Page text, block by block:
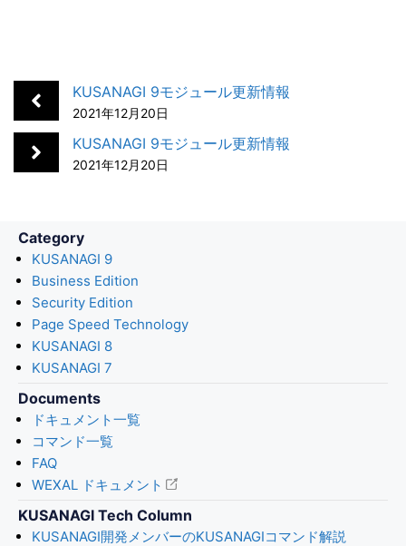
o
e
d
I
n
n
a
e
l
KUSANAGI 9モジュール更新情報
2021年12月20日
KUSANAGI 9モジュール更新情報
2021年12月20日
Category
KUSANAGI 9
Business Edition
Security Edition
Page Speed Technology
KUSANAGI 8
KUSANAGI 7
Documents
ドキュメント一覧
コマンド一覧
FAQ
WEXAL ドキュメント
KUSANAGI Tech Column
KUSANAGI開発メンバーのKUSANAGIコマンド解説